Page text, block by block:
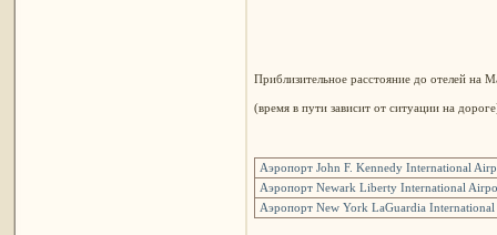
Приблизительное расстояние до отелей на
(время в пути зависит от ситуации на
Аэропорт John F. Kennedy International
Аэропорт Newark Liberty International
Аэропорт New York LaGuardia